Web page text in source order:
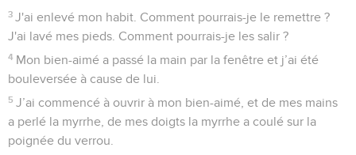
3 J'ai enlevé mon habit. Comment pourrais-je le remettre ?
J'ai lavé mes pieds. Comment pourrais-je les salir ?
4 Mon bien-aimé a passé la main par la fenêtre et j’ai été
bouleversée à cause de lui.
5 J’ai commencé à ouvrir à mon bien-aimé, et de mes mains
a perlé la myrrhe, de mes doigts la myrrhe a coulé sur la
poignée du verrou.